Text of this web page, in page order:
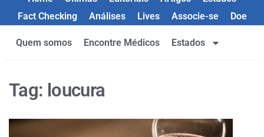
Fact Checking
Análises Lives Associe-se Doe
Quem somos Encontre Médicos Estados
Tag: loucura